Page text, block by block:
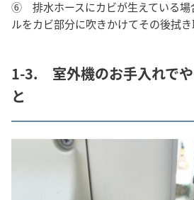
⑥ 排水ホースにカビが生えている場
ルをカビ部分に吹きかけてその後拭き
1-3. 室外機のお手入れでや
と